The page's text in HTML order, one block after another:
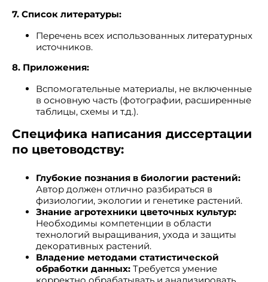
7. Список литературы:
Перечень всех использованных литературных
источников.
8. Приложения:
Вспомогательные материалы, не включенные
в основную часть (фотографии, расширенные
таблицы, схемы и т.д.).
Специфика написания диссертации
по цветоводству:
Глубокие познания в биологии растений:
Автор должен отлично разбираться в
физиологии, экологии и генетике растений.
Знание агротехники цветочных культур:
Необходимы компетенции в области
технологий выращивания, ухода и защиты
декоративных растений.
Владение методами статистической
обработки данных: Требуется умение